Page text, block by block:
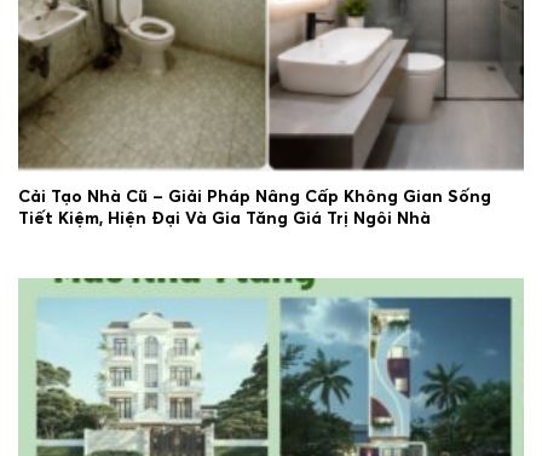
Cải Tạo Nhà Cũ – Giải Pháp Nâng Cấp Không Gian Sống
Tiết Kiệm, Hiện Đại Và Gia Tăng Giá Trị Ngôi Nhà